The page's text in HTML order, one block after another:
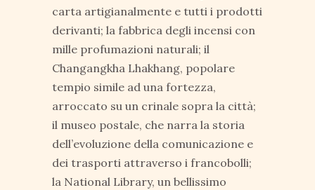
carta artigianalmente e tutti i prodotti
derivanti; la fabbrica degli incensi con
mille profumazioni naturali; il
Changangkha Lhakhang, popolare
tempio simile ad una fortezza,
arroccato su un crinale sopra la città;
il museo postale, che narra la storia
dell’evoluzione della comunicazione e
dei trasporti attraverso i francobolli;
la National Library, un bellissimo